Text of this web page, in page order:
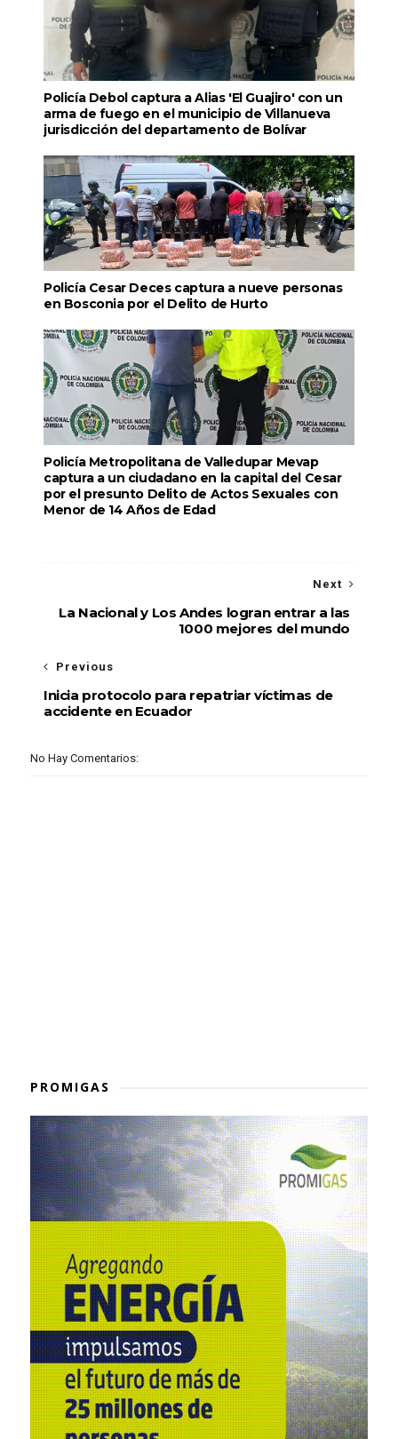
Policía Debol captura a Alias 'El Guajiro' con un
arma de fuego en el municipio de Villanueva
jurisdicción del departamento de Bolívar
Policía Cesar Deces captura a nueve personas
en Bosconia por el Delito de Hurto
Policía Metropolitana de Valledupar Mevap
captura a un ciudadano en la capital del Cesar
por el presunto Delito de Actos Sexuales con
Menor de 14 Años de Edad
Next
La Nacional y Los Andes logran entrar a las
1000 mejores del mundo
Previous
Inicia protocolo para repatriar víctimas de
accidente en Ecuador
No Hay Comentarios:
PROMIGAS